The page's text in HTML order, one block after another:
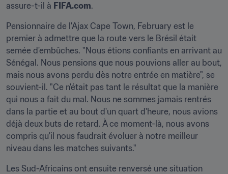
assure-t-il à FIFA.com.
Pensionnaire de l'Ajax Cape Town, February est le
premier à admettre que la route vers le Brésil était
semée d'embûches. "Nous étions confiants en arrivant au
Sénégal. Nous pensions que nous pouvions aller au bout,
mais nous avons perdu dès notre entrée en matière", se
souvient-il. "Ce n'était pas tant le résultat que la manière
qui nous a fait du mal. Nous ne sommes jamais rentrés
dans la partie et au bout d'un quart d'heure, nous avions
déjà deux buts de retard. À ce moment-là, nous avons
compris qu'il nous faudrait évoluer à notre meilleur
niveau dans les matches suivants."
Les Sud-Africains ont ensuite renversé une situation